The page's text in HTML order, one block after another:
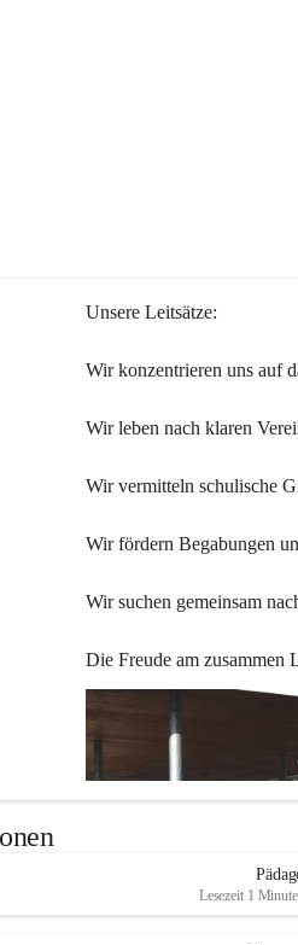
Unsere Leitsätze:
Wir konzentrieren uns auf
Wir leben nach klaren
Wir vermitteln schulische
Wir fördern Begabungen
Wir suchen gemeinsam
Die Freude am zusammen
Lesezeit 1 Minute